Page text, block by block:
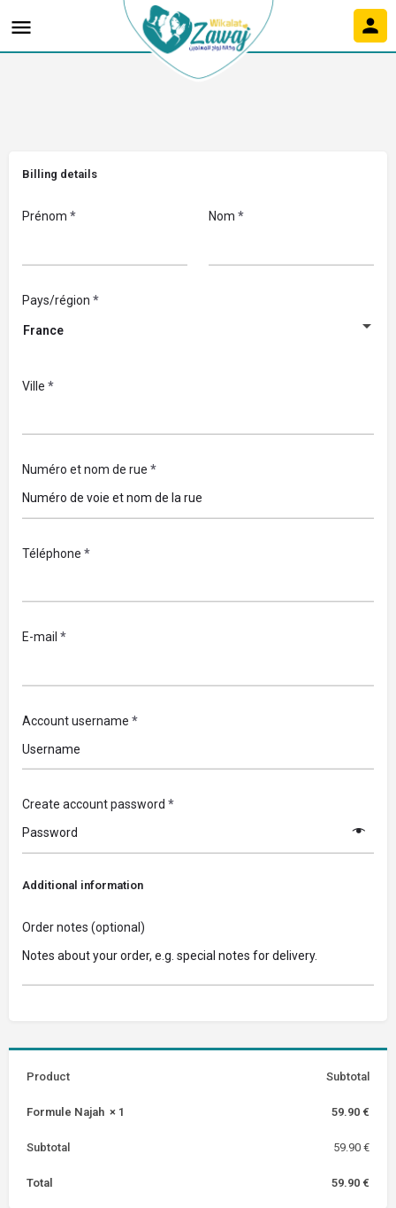
Billing details
Prénom * Nom *
Pays/région *
France
Ville *
Numéro et nom de rue *
Téléphone *
E-mail *
Account username *
Create account password *
Additional information
Order notes (optional)
Product Subtotal
Formule Najah × 1 59.90 €
Subtotal 59.90 €
Total 59.90 €